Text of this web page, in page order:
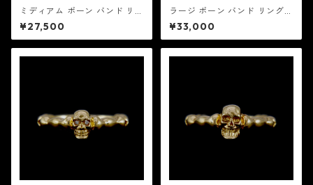
ミディアム ボーン バンド リン
グ w/ ダイヤモンド アイズ：
MIC&Co. ミック アンド コー
¥27,500
ラージ ボーン バンド リング
w/ ダイヤモンド アイズ：MIC
&Co. ミック アンド コー
¥33,000